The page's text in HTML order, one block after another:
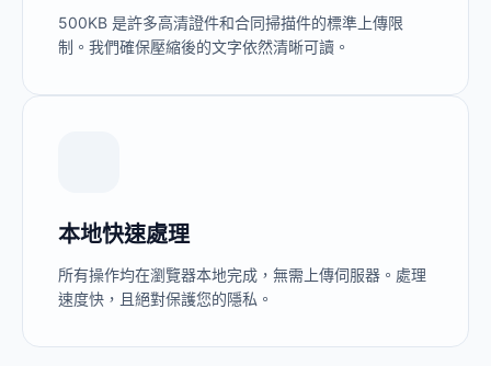
500KB 是許多高清證件和合同掃描件的標準上傳限
制。我們確保壓縮後的文字依然清晰可讀。
本地快速處理
所有操作均在瀏覽器本地完成，無需上傳伺服器。處理
速度快，且絕對保護您的隱私。